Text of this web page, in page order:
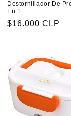
Destornillador De
En 1
Precio
$16.000 CLP